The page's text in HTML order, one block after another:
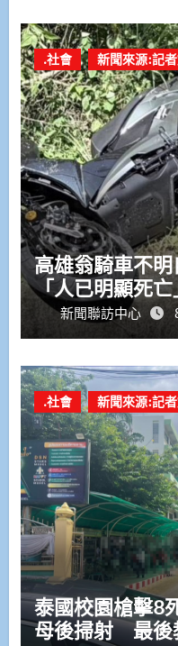
.社會 新聞來源:記
高雄翁騎車不
「人已明顯死亡
新聞聯訪中心
.社會 新聞來源:記
泰國校園槍擊8
母後掃射 最後